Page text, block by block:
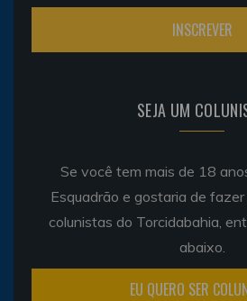
SEJA UM
Se você tem mais de 18
Esquadrão e gostaria de
colunistas do Torcidabahia,
abaixo.
EU QUERO SER